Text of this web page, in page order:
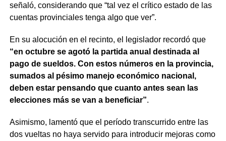
señaló, considerando que “tal vez el crítico estado de las
cuentas provinciales tenga algo que ver”.
En su alocución en el recinto, el legislador recordó que
“en octubre se agotó la partida anual destinada al
pago de sueldos. Con estos números en la provincia,
sumados al pésimo manejo económico nacional,
deben estar pensando que cuanto antes sean las
elecciones más se van a beneficiar”.
Asimismo, lamentó que el período transcurrido entre las
dos vueltas no haya servido para introducir mejoras como